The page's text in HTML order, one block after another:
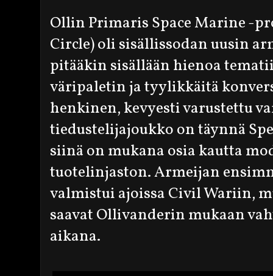
Ollin Primaris Space Marine -
Circle) oli sisällissodan uusin
pitääkin sisällään hienoa
väripaletin ja tyylikkäitä
henkinen, kevyesti varustettu
tiedustelijajoukko on täynnä
siinä on mukana osia kautta
tuotelinjaston. Armeijan
valmistui ajoissa Civil Wariin,
saavat Ollivanderin mukaan
aikana.